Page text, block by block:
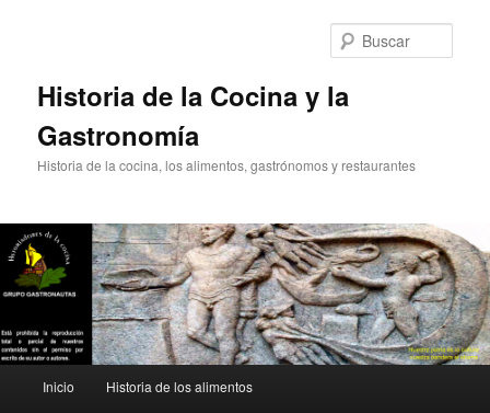
Historia de la Cocina y la
Gastronomía
Historia de la cocina, los alimentos, gastrónomos y restaurantes
principal
Inicio Historia de los alimentos